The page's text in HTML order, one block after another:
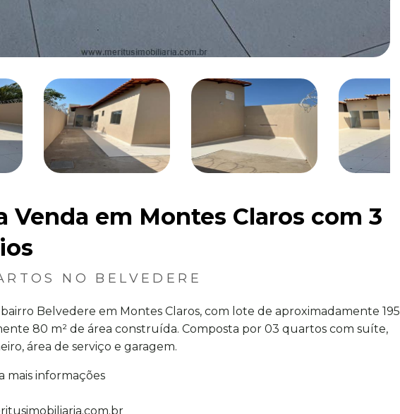
Venda em Montes Claros com 3
NO BELVEDERE
bairro Belvedere em Montes Claros, com lote de aproximadamente 195
80 m² de área construída. Composta por 03 quartos com suíte,
área de serviço e garagem.
mais informações